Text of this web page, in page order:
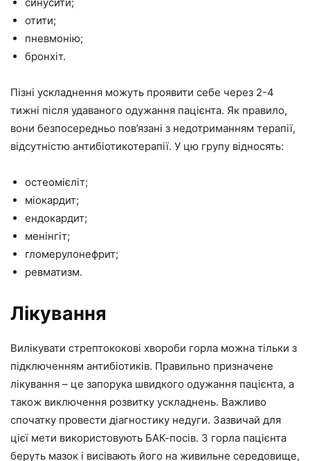
отити;
пневмонію;
бронхіт.
Пізні ускладнення можуть проявити себе через 2-4
тижні після удаваного одужання пацієнта. Як правило,
вони безпосередньо пов’язані з недотриманням терапії,
відсутністю антибіотикотерапії. У цю групу відносять:
остеомієліт;
міокардит;
ендокардит;
менінгіт;
гломерулонефрит;
ревматизм.
Лікування
Вилікувати стрептококові хвороби горла можна тільки з
підключенням антибіотиків. Правильно призначене
лікування – це запорука швидкого одужання пацієнта, а
також виключення розвитку ускладнень. Важливо
спочатку провести діагностику недуги. Зазвичай для
цієї мети використовують БАК-посів. З горла пацієнта
беруть мазок і висівають його на живильне середовище,